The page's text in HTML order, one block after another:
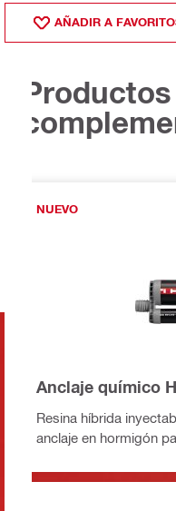
AÑADIR A
Productos
NUEVO
Anclaje químico
Resina híbrida
anclaje en hormigón